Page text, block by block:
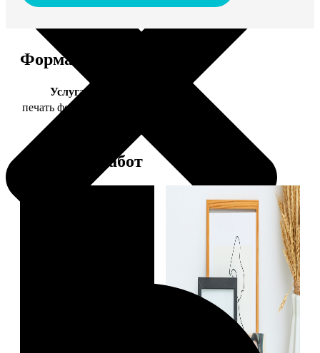
Форматы и цены
Услуга
печать фото 20х30
Примеры работ